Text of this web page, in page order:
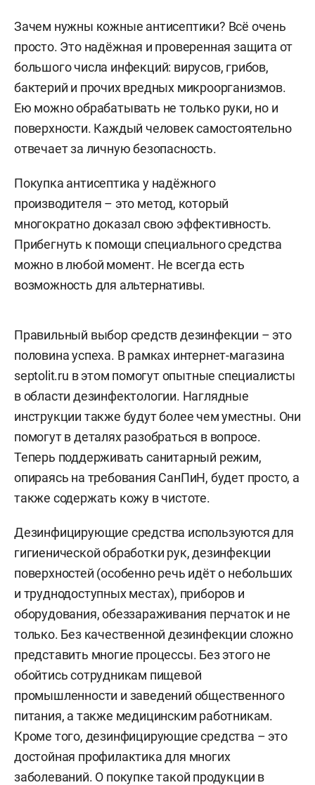
Зачем нужны кожные антисептики? Всё очень
просто. Это надёжная и проверенная защита от
большого числа инфекций: вирусов, грибов,
бактерий и прочих вредных микроорганизмов.
Ею можно обрабатывать не только руки, но и
поверхности. Каждый человек самостоятельно
отвечает за личную безопасность.
Покупка антисептика у надёжного
производителя – это метод, который
многократно доказал свою эффективность.
Прибегнуть к помощи специального средства
можно в любой момент. Не всегда есть
возможность для альтернативы.
Правильный выбор средств дезинфекции – это
половина успеха. В рамках интернет-магазина
septolit.ru в этом помогут опытные специалисты
в области дезинфектологии. Наглядные
инструкции также будут более чем уместны. Они
помогут в деталях разобраться в вопросе.
Теперь поддерживать санитарный режим,
опираясь на требования СанПиН, будет просто, а
также содержать кожу в чистоте.
Дезинфицирующие средства используются для
гигиенической обработки рук, дезинфекции
поверхностей (особенно речь идёт о небольших
и труднодоступных местах), приборов и
оборудования, обеззараживания перчаток и не
только. Без качественной дезинфекции сложно
представить многие процессы. Без этого не
обойтись сотрудникам пищевой
промышленности и заведений общественного
питания, а также медицинским работникам.
Кроме того, дезинфицирующие средства – это
достойная профилактика для многих
заболеваний. О покупке такой продукции в